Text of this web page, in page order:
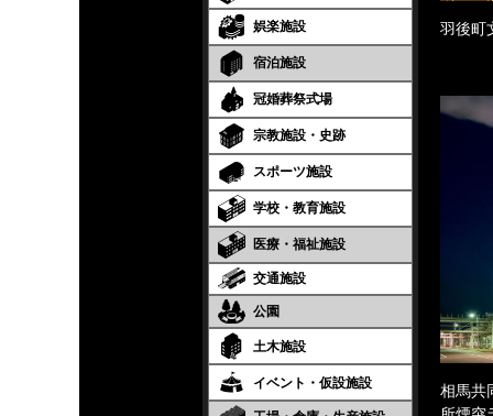
娯楽施設
宿泊施設
冠婚葬祭式場
宗教施設・史跡
スポーツ施設
学校・教育施設
医療・福祉施設
交通施設
公園
土木施設
イベント・仮設施設
羽後
相馬共